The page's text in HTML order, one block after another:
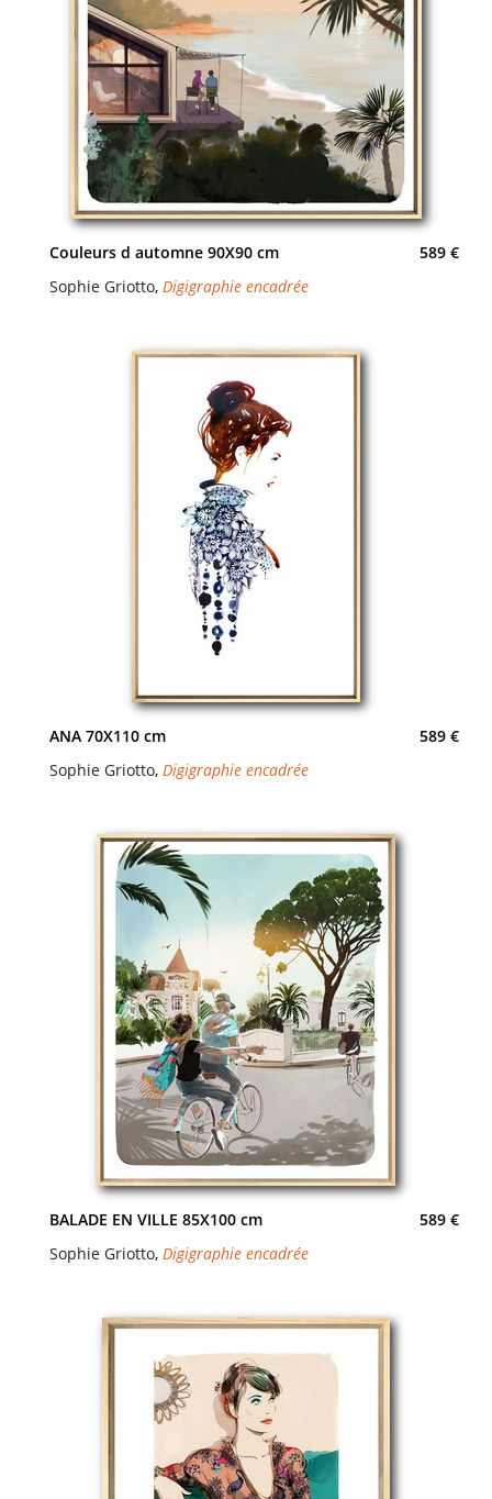
Couleurs d automne 90X90 cm
589 €
Sophie Griotto, Digigraphie encadrée
ANA 70X110 cm
589 €
Sophie Griotto, Digigraphie encadrée
BALADE EN VILLE 85X100 cm
589 €
Sophie Griotto, Digigraphie encadrée